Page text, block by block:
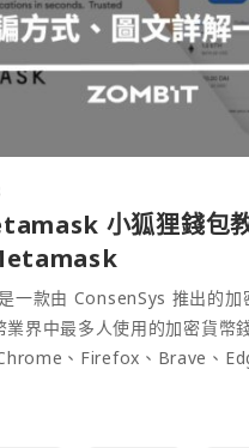
小狐狸錢包
一款由 ConsenSys 推出的加
業界中最多人使用的加密貨幣
、Firefox、Brave、
具備許多功能且使用上非常方便